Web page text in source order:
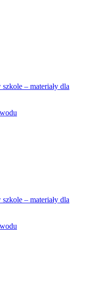
– materiały dla
– materiały dla